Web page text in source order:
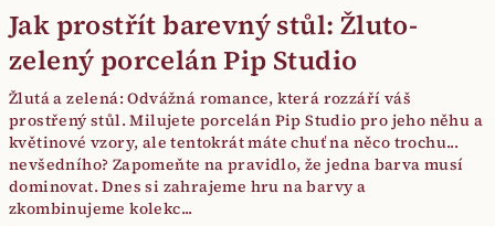
Jak prostřít barevný stůl: Žluto-
zelený porcelán Pip Studio
Žlutá a zelená: Odvážná romance, která rozzáří váš
prostřený stůl. Milujete porcelán Pip Studio pro jeho něhu a
květinové vzory, ale tentokrát máte chuť na něco trochu...
nevšedního? Zapomeňte na pravidlo, že jedna barva musí
dominovat. Dnes si zahrajeme hru na barvy a
zkombinujeme kolekc...